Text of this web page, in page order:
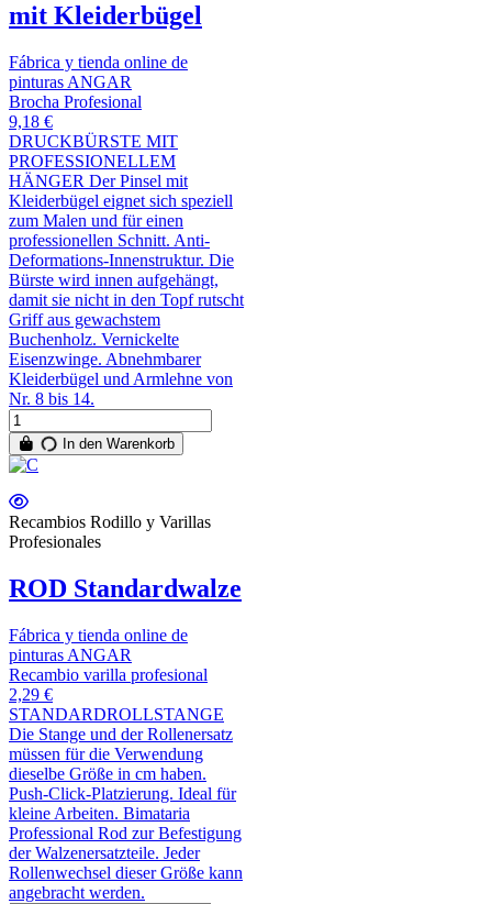
mit Kleiderbügel
Fábrica y tienda online de
pinturas ANGAR
Brocha Profesional
9,18 €
DRUCKBÜRSTE MIT
PROFESSIONELLEM
HÄNGER Der Pinsel mit
Kleiderbügel eignet sich speziell
zum Malen und für einen
professionellen Schnitt. Anti-
Deformations-Innenstruktur. Die
Bürste wird innen aufgehängt,
damit sie nicht in den Topf rutscht
Griff aus gewachstem
Buchenholz. Vernickelte
Eisenzwinge. Abnehmbarer
Kleiderbügel und Armlehne von
Nr. 8 bis 14.
In den Warenkorb
Recambios Rodillo y Varillas
Profesionales
ROD Standardwalze
Fábrica y tienda online de
pinturas ANGAR
Recambio varilla profesional
2,29 €
STANDARDROLLSTANGE
Die Stange und der Rollenersatz
müssen für die Verwendung
dieselbe Größe in cm haben.
Push-Click-Platzierung. Ideal für
kleine Arbeiten. Bimataria
Professional Rod zur Befestigung
der Walzenersatzteile. Jeder
Rollenwechsel dieser Größe kann
angebracht werden.